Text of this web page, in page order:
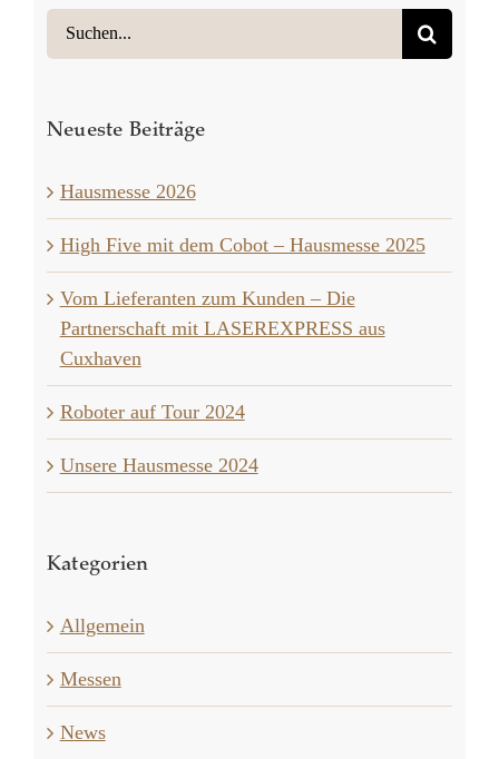
Suche
nach:
Neueste Beiträge
Hausmesse 2026
High Five mit dem Cobot – Hausmesse 2025
Vom Lieferanten zum Kunden – Die
Partnerschaft mit LASEREXPRESS aus
Cuxhaven
Roboter auf Tour 2024
Unsere Hausmesse 2024
Kategorien
Allgemein
Messen
News